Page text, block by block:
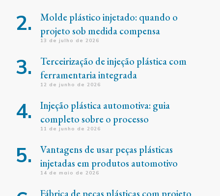
Molde plástico injetado: quando o
projeto sob medida compensa
13 de julho de 2026
Terceirização de injeção plástica com
ferramentaria integrada
12 de junho de 2026
Injeção plástica automotiva: guia
completo sobre o processo
11 de junho de 2026
Vantagens de usar peças plásticas
injetadas em produtos automotivo
14 de maio de 2026
Fábrica de peças plásticas com projeto